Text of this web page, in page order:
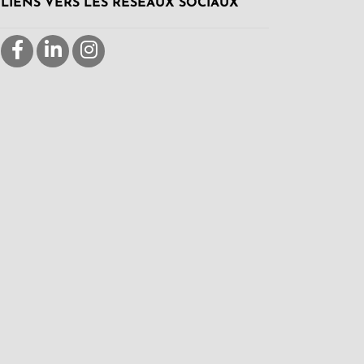
LIENS VERS LES RÉSEAUX SOCIAUX